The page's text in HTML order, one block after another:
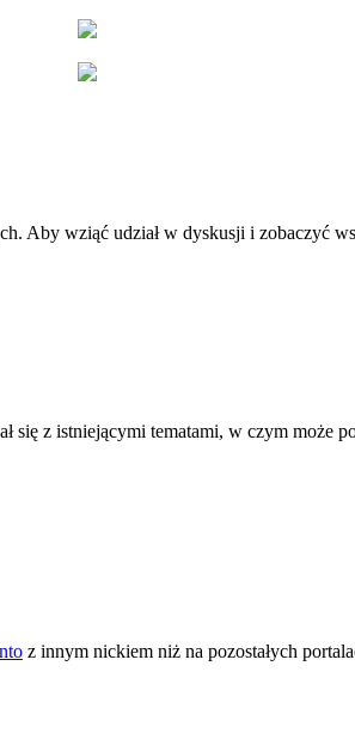
Aby wziąć udział w dyskusji i zobaczyć
się z istniejącymi tematami, w czym może
z innym nickiem niż na pozostałych